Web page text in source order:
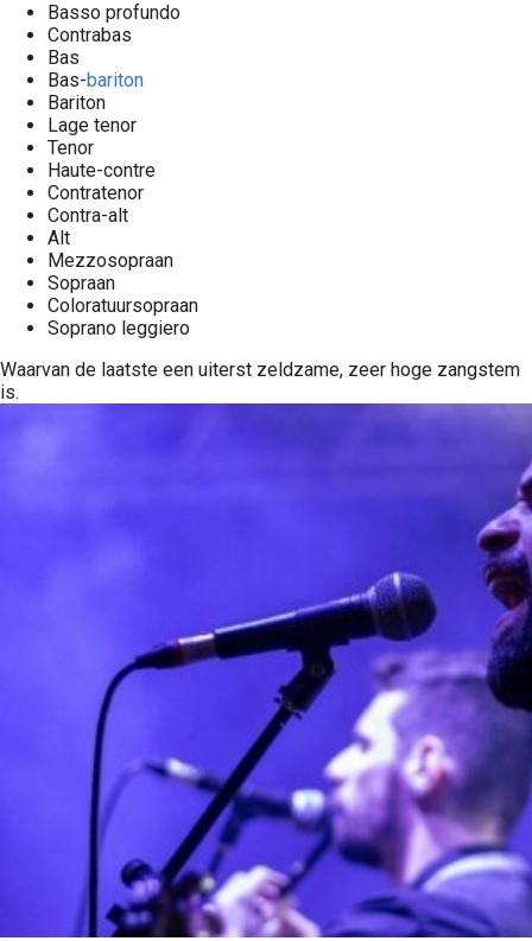
Basso profundo
Contrabas
Bas
Bas-bariton
Bariton
Lage tenor
Tenor
Haute-contre
Contratenor
Contra-alt
Alt
Mezzosopraan
Sopraan
Coloratuursopraan
Soprano leggiero
Waarvan de laatste een uiterst zeldzame, zeer hoge zangstem
is.